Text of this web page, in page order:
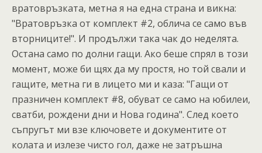
вратовръзката, метна я на една страна и викна:
"Вратовръзка от комплект #2, облича се само във
вторниците!". И продължи така чак до неделята.
Остана само по долни гащи. Ако беше спрял в този
момент, може би щях да му простя, но той свали и
гащите, метна ги в лицето ми и каза: "Гащи от
празничен комплект #8, обуват се само на юбилеи,
сватби, рождени дни и Нова година". След което
съпругът ми взе ключовете и документите от
колата и излезе чисто гол, даже не затръшна